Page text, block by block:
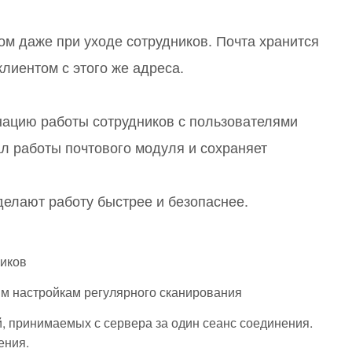
даже при уходе сотрудников. Почта хранится
с этого же адреса.
работы сотрудников с пользователями
работы почтового модуля и сохраняет
работу быстрее и безопаснее.
регулярного сканирования
принимаемых с сервера за один сеанс соединения.